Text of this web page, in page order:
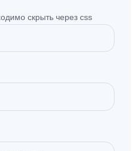
скрыть через css